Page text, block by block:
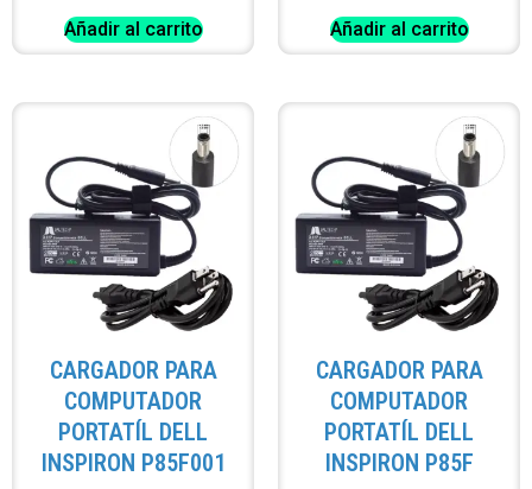
Añadir al carrito Añadir al carrito
CARGADOR PARA
COMPUTADOR
PORTATÍL DELL
INSPIRON P85F001
CARGADOR PARA
COMPUTADOR
PORTATÍL DELL
INSPIRON P85F